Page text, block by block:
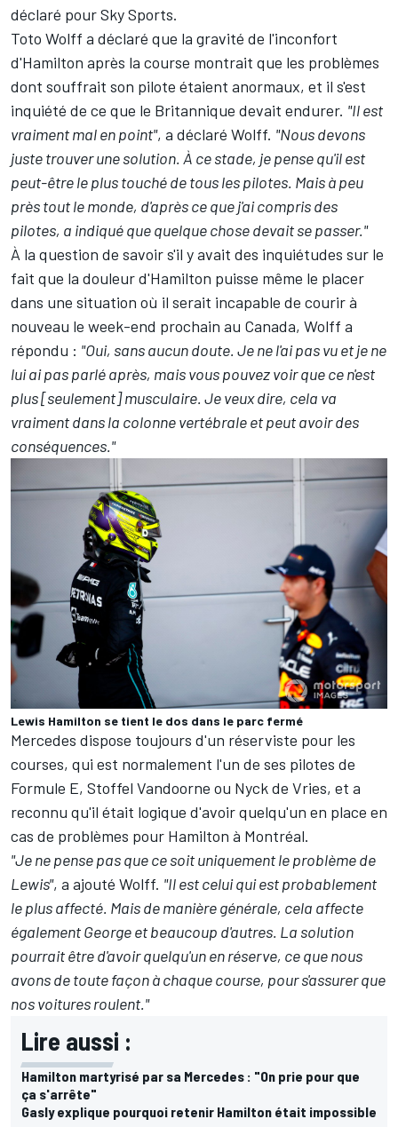
déclaré pour Sky Sports.
Toto Wolff a déclaré que la gravité de l'inconfort
d'Hamilton après la course montrait que les problèmes
dont souffrait son pilote étaient anormaux, et il s'est
inquiété de ce que le Britannique devait endurer. "Il est
vraiment mal en point", a déclaré Wolff. "Nous devons
juste trouver une solution. À ce stade, je pense qu'il est
peut-être le plus touché de tous les pilotes. Mais à peu
près tout le monde, d'après ce que j'ai compris des
pilotes, a indiqué que quelque chose devait se passer."
À la question de savoir s'il y avait des inquiétudes sur le
fait que la douleur d'Hamilton puisse même le placer
dans une situation où il serait incapable de courir à
nouveau le week-end prochain au Canada, Wolff a
répondu : "Oui, sans aucun doute. Je ne l'ai pas vu et je ne
lui ai pas parlé après, mais vous pouvez voir que ce n'est
plus [seulement] musculaire. Je veux dire, cela va
vraiment dans la colonne vertébrale et peut avoir des
conséquences."
Lewis Hamilton se tient le dos dans le parc fermé
Mercedes dispose toujours d'un réserviste pour les
courses, qui est normalement l'un de ses pilotes de
Formule E, Stoffel Vandoorne ou Nyck de Vries, et a
reconnu qu'il était logique d'avoir quelqu'un en place en
cas de problèmes pour Hamilton à Montréal.
"Je ne pense pas que ce soit uniquement le problème de
Lewis", a ajouté Wolff. "Il est celui qui est probablement
le plus affecté. Mais de manière générale, cela affecte
également George et beaucoup d'autres. La solution
pourrait être d'avoir quelqu'un en réserve, ce que nous
avons de toute façon à chaque course, pour s'assurer que
nos voitures roulent."
Lire aussi :
Hamilton martyrisé par sa Mercedes : "On prie pour que
ça s'arrête"
Gasly explique pourquoi retenir Hamilton était impossible